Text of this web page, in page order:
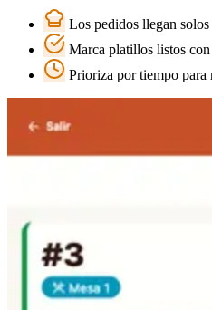
Los pedidos llegan
Marca platillos listos
Prioriza por tiempo para